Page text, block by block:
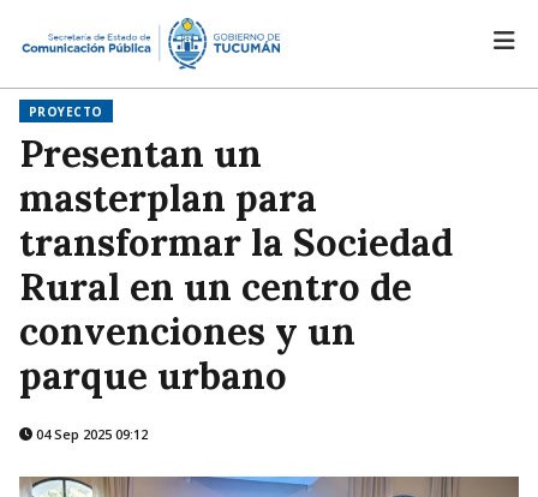
PROYECTO
Presentan un
masterplan para
transformar la Sociedad
Rural en un centro de
convenciones y un
parque urbano
04 Sep 2025 09:12